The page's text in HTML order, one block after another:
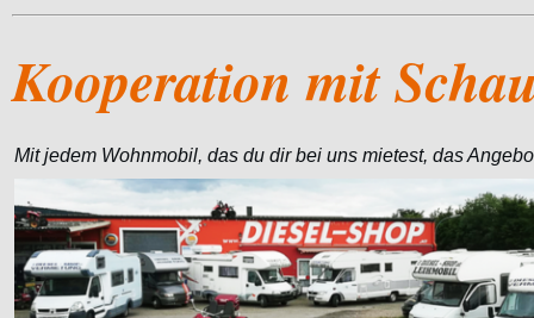
Kooperation mit
Mit jedem Wohnmobil, das du dir bei uns mietest, das